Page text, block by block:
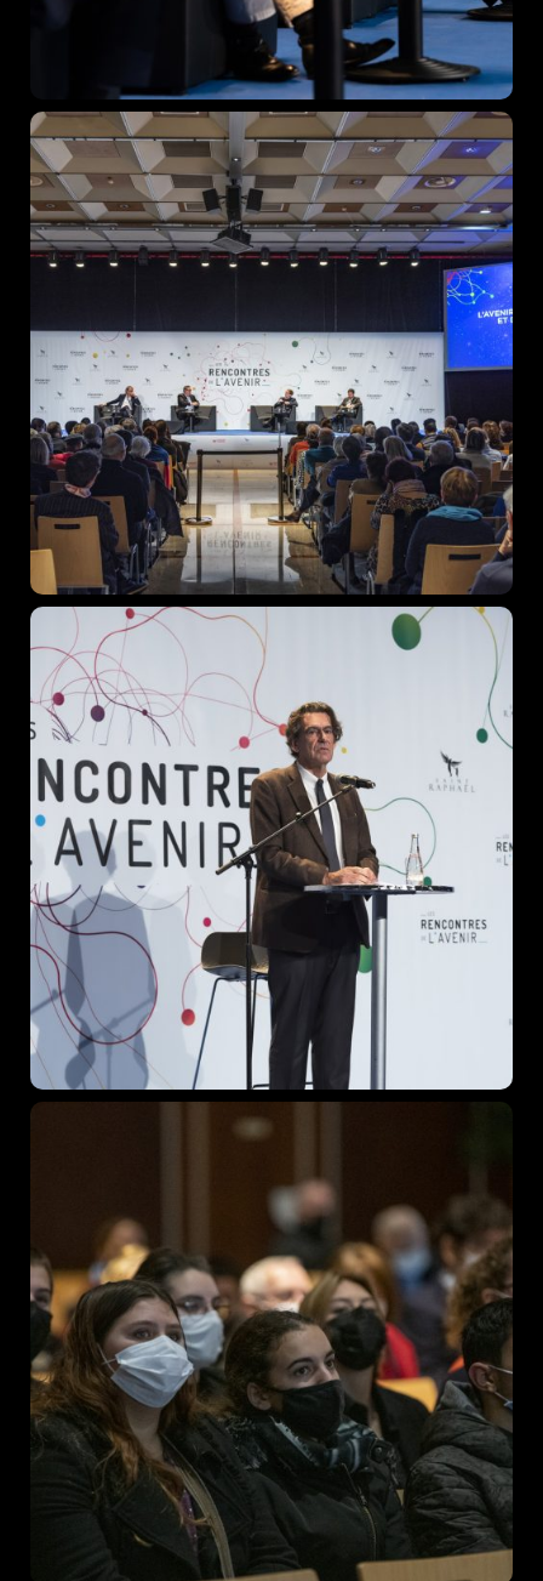
Topics
Business Engineering Platform
When
Sunday to Wednesday
December 23 to 26, 2022
Where
467 Davidson ave